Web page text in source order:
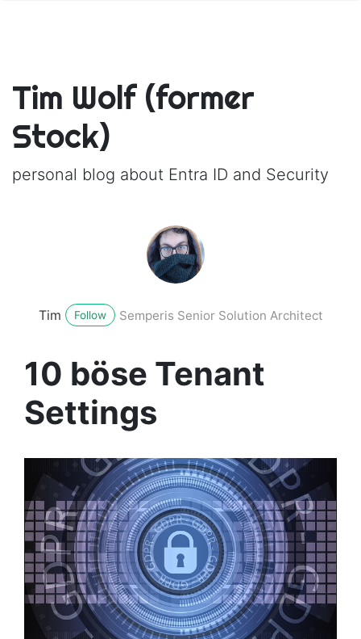
Tim Wolf (former
Stock)
personal blog about Entra ID and Security
Tim Follow Semperis Senior Solution Architect
10 böse Tenant
Settings